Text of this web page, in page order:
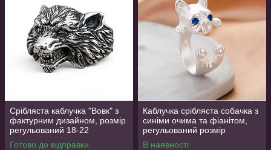
Срібляста каблучка "Вовк" з
фактурним дизайном, розмір
регульований 18-22
Готово до відправки
Каблучка срібляста собачка з
синіми очима та фіанітом,
регульований розмір
AurumLux016
В наявності